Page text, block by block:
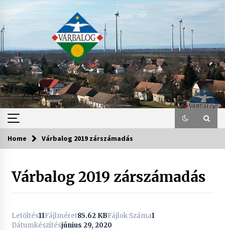
content
Home Várbalog 2019 zárszámadás
Várbalog 2019 zárszámadás
Letöltés11Fájlméret85.62 KBFájlok Száma1
Dátumkészítésjúnius 29, 2020